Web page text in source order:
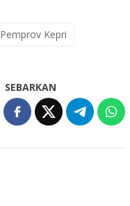
Pemprov Kepri
SEBARKAN